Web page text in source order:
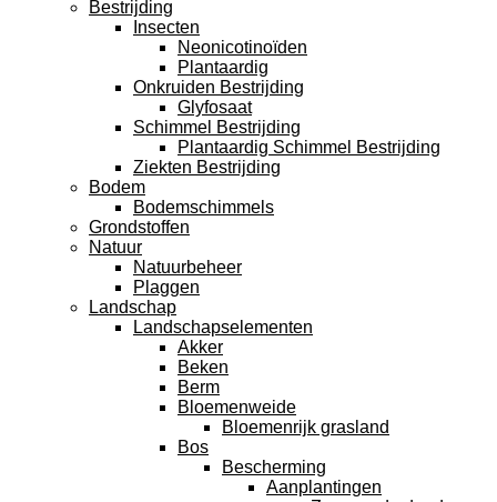
Bestrijding
Insecten
Neonicotinoïden
Plantaardig
Onkruiden Bestrijding
Glyfosaat
Schimmel Bestrijding
Plantaardig Schimmel Bestrijding
Ziekten Bestrijding
Bodem
Bodemschimmels
Grondstoffen
Natuur
Natuurbeheer
Plaggen
Landschap
Landschapselementen
Akker
Beken
Berm
Bloemenweide
Bloemenrijk grasland
Bos
Bescherming
Aanplantingen